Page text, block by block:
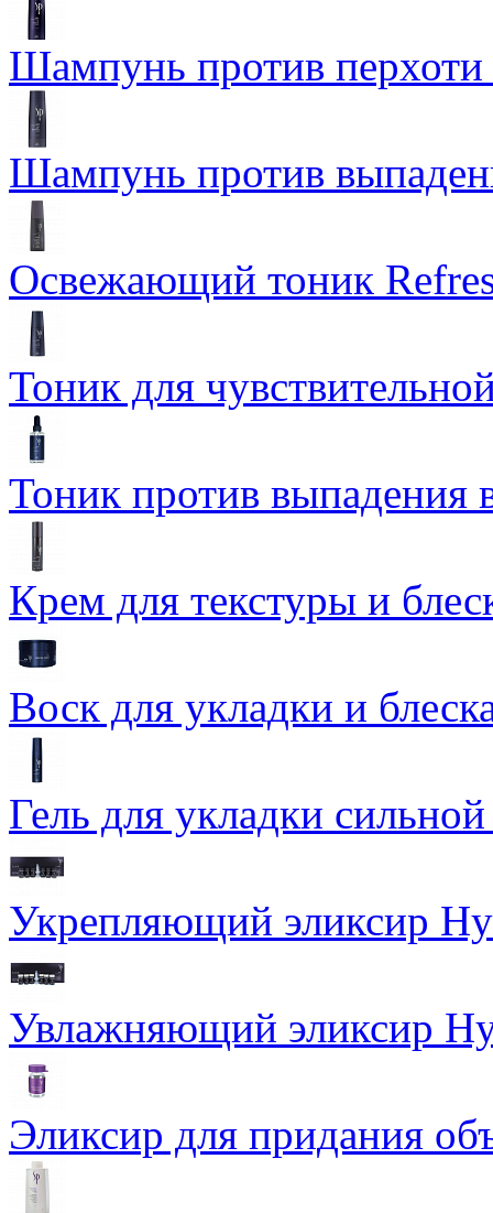
Шампунь против перхоти
Шампунь против
Освежающий тоник
Тоник для
Тоник против выпадения
Крем для текстуры и
Воск для укладки и
Гель для укладки
Укрепляющий эликсир
Увлажняющий эликсир
Эликсир для придания